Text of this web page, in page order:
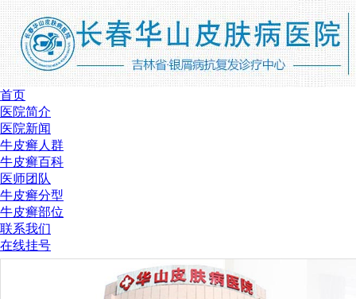
首页
医院简介
医院新闻
牛皮癣人群
牛皮癣百科
医师团队
牛皮癣分型
牛皮癣部位
联系我们
在线挂号